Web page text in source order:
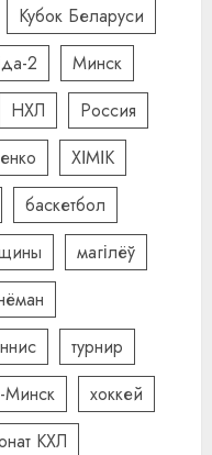
Кубок Беларуси
2
Минск
НХЛ
Россия
ХІМІК
баскетбол
магілёў
турнир
Минск
хоккей
КХЛ